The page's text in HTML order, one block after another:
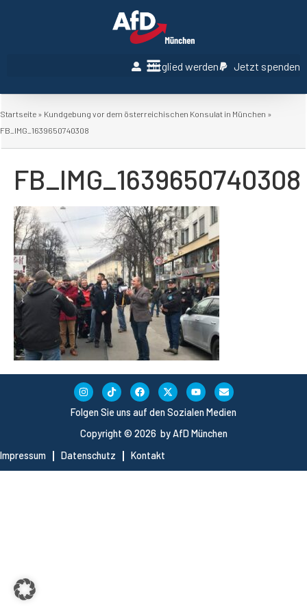
Mitglied werden Jetzt spenden
Startseite » Kundgebung vor dem österreichischen Konsulat in München »
FB_IMG_1639650740308
FB_IMG_1639650740308
Copyright © 2026 by AfD München
Impressum
Datenschutz Kontakt
Folgen Sie uns auf den Sozialen Medien